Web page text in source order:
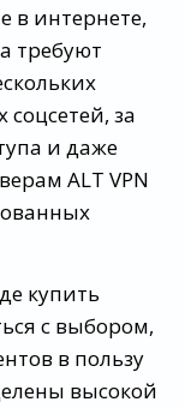
в интернете,
требуют
за
и даже
ALT VPN
купить
с выбором,
в пользу
высокой